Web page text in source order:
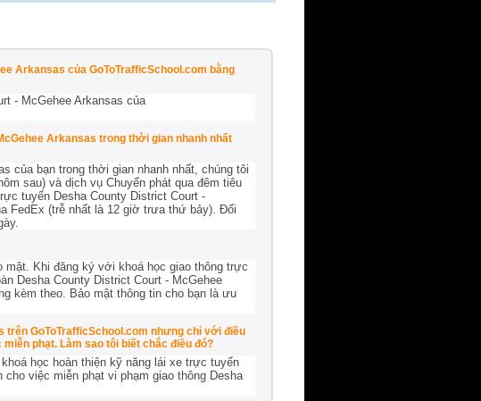
Arkansas của GoToTrafficSchool.com bằng
- McGehee Arkansas của
Arkansas trong thời gian nhanh nhất
của bạn trong thời gian nhanh nhất, chúng tôi
sau) và dịch vụ Chuyển phát qua đêm tiêu
tuyến Desha County District Court -
FedEx (trễ nhất là 12 giờ trưa thứ bảy). Đối
mật. Khi đăng ký với khoá học giao thông trực
Desha County District Court - McGehee
kèm theo. Bảo mật thông tin cho bạn là ưu
GoToTrafficSchool.com nhưng chỉ với điều
phạt. Làm sao tôi biết chắc điều đó?
học hoàn thiện kỹ năng lái xe trực tuyến
cho việc miễn phạt vi phạm giao thông Desha